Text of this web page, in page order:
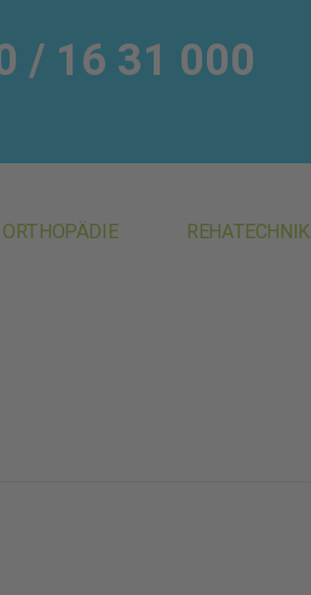
/ 16 31 000
ORTHOPÄDIE REHATECHNIK